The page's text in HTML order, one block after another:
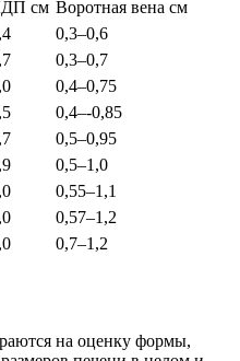
см Воротная вена см
0,3–0,6
0,3–0,7
0,4–0,75
0,4–-0,85
0,5–0,95
0,5–1,0
0,55–1,1
0,57–1,2
0,7–1,2
на оценку формы,